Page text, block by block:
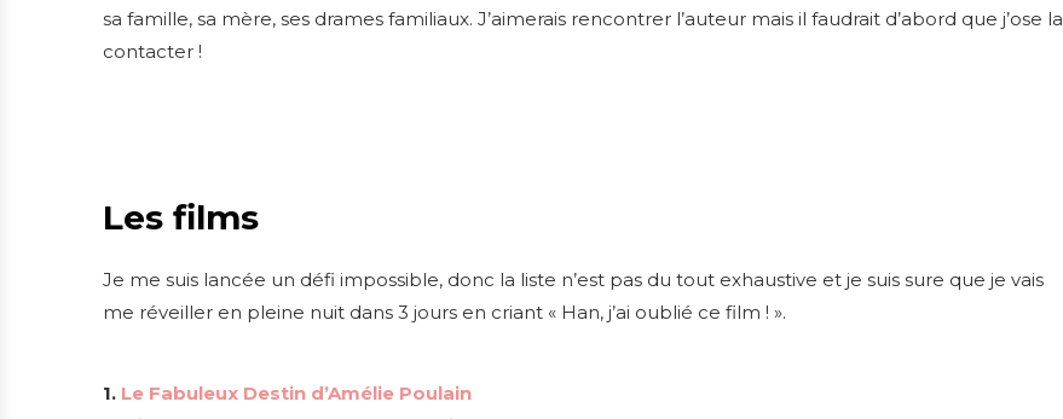
sa famille, sa mère, ses drames familiaux. J’aimerais rencontrer l’auteur mais il faudrait d’abord que j’ose la
contacter !
Les films
Je me suis lancée un défi impossible, donc la liste n’est pas du tout exhaustive et je suis sure que je vais
me réveiller en pleine nuit dans 3 jours en criant « Han, j’ai oublié ce film ! ».
1. Le Fabuleux Destin d’Amélie Poulain